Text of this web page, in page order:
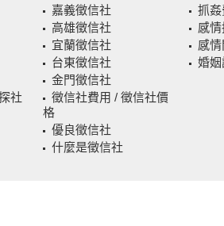
嘉義徵信社
高雄徵信社
宜蘭徵信社
台東徵信社
金門徵信社
社
徵信社費用 / 徵信社價
格
優良徵信社
什麼是徵信社
抓
感
感
婚姻